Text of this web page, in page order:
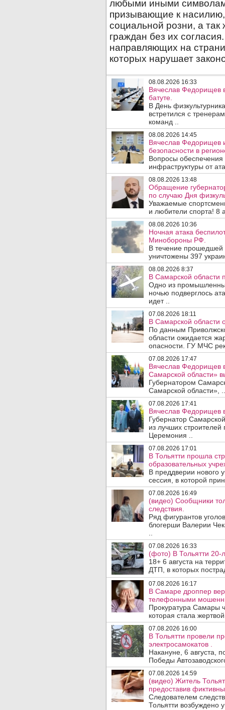
08.08.2026 16:33
Вячеслав Федорищев
батуте.
В День
встретился с
команд ..
08.08.2026 14:45
Вячеслав Федорищев
безопасности в
Вопросы обеспечения
инфраструктуры от
08.08.2026 13:48
Обращение
по случаю Дня
Уважаемые
и любители спорта! 8
08.08.2026 10:36
Ночная атака
Минобороны РФ.
В течение
уничтожены 397
08.08.2026 8:37
В Самарской области
Одно из
ночью подверглось
идет ..
07.08.2026 18:11
В Самарской области
По данным
области ожидается
опасности. ГУ МЧС
07.08.2026 17:47
Вячеслав Федорищев
Самарской области»
Губернатором
Самарской области», ..
07.08.2026 17:41
Вячеслав Федорищев
Губернатор
из лучших
Церемония ..
07.08.2026 17:01
В Тольятти прошла
образовательных
В преддверии нового
сессия, в которой
07.08.2026 16:49
(видео) Сообщники
следствия.
Ряд фигурантов
блогерши Валерии
07.08.2026 16:33
(фото) В Тольятти 20-
18+ 6 августа на
ДТП, в которых
07.08.2026 16:17
В Самаре дроппер
телефонными
Прокуратура Самары
которая стала
07.08.2026 16:00
В Тольятти провели
электросамокатов .
Накануне, 6 августа,
Победы
07.08.2026 14:59
(видео) Житель
предоставив
Следователем
Тольятти возбуждено